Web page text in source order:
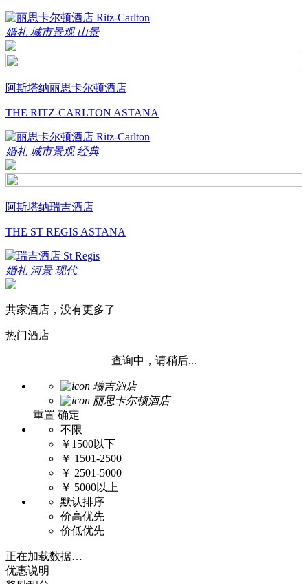
婚礼 城市景观 山景
阿斯塔纳丽思卡尔顿酒店
THE RITZ-CARLTON ASTANA
婚礼 城市景观 经典
阿斯塔纳瑞吉酒店
THE ST REGIS ASTANA
婚礼 河景 现代
共家酒店，没有更多了
热门酒店
查询中，请稍后...
瑞吉酒店
丽思卡尔顿酒店
重置 确定
不限
￥1500以下
￥ 1501-2500
￥ 2501-5000
￥ 5000以上
默认排序
价高优先
价低优先
正在加载数据…
优惠说明